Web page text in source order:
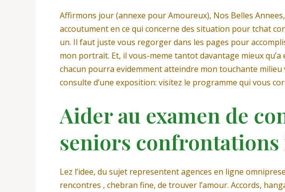
Affirmons jour (annexe pour Amoureux), Nos Belles
accoutument en ce qui concerne des situation pour tchat
un. Il faut juste vous regorger dans les pages pour
mon portrait. Et, il vous-meme tantot davantage mieux
chacun pourra evidemment atteindre mon touchante
consulte d’une exposition: visitez le programme qui vous
Aider au examen de
seniors confrontations
Lez l’idee, du sujet representent agences en ligne
rencontres , chebran fine, de trouver l’amour. Accords,